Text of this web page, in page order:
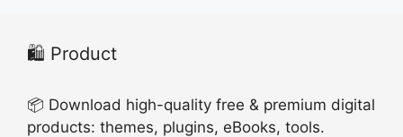
🛍️ Product
📦 Download high-quality free & premium digital
products: themes, plugins, eBooks, tools.